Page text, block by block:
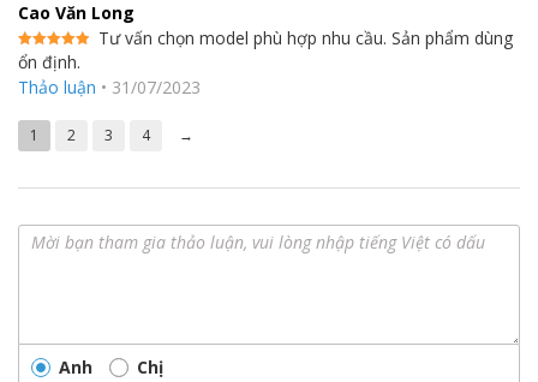
Cao Văn Long
Được xếp
hạng5 5
sao
Tư vấn chọn model phù hợp nhu cầu. Sản phẩm dùng
ổn định.
Thảo luận • 31/07/2023
1 2 3 4 →
Anh Chị